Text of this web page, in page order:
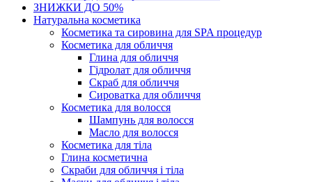
ЗНИЖКИ ДО 50%
Натуральна косметика
Косметика та сировина для SPA процедур
Косметика для обличчя
Глина для обличчя
Гідролат для обличчя
Скраб для обличчя
Сироватка для обличчя
Косметика для волосся
Шампунь для волосся
Масло для волосся
Косметика для тіла
Глина косметична
Скраби для обличчя і тіла